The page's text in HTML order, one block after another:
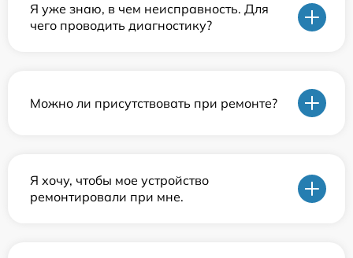
Я уже знаю, в чем неисправность. Для
чего проводить диагностику?
Можно ли присутствовать при ремонте?
Я хочу, чтобы мое устройство
ремонтировали при мне.